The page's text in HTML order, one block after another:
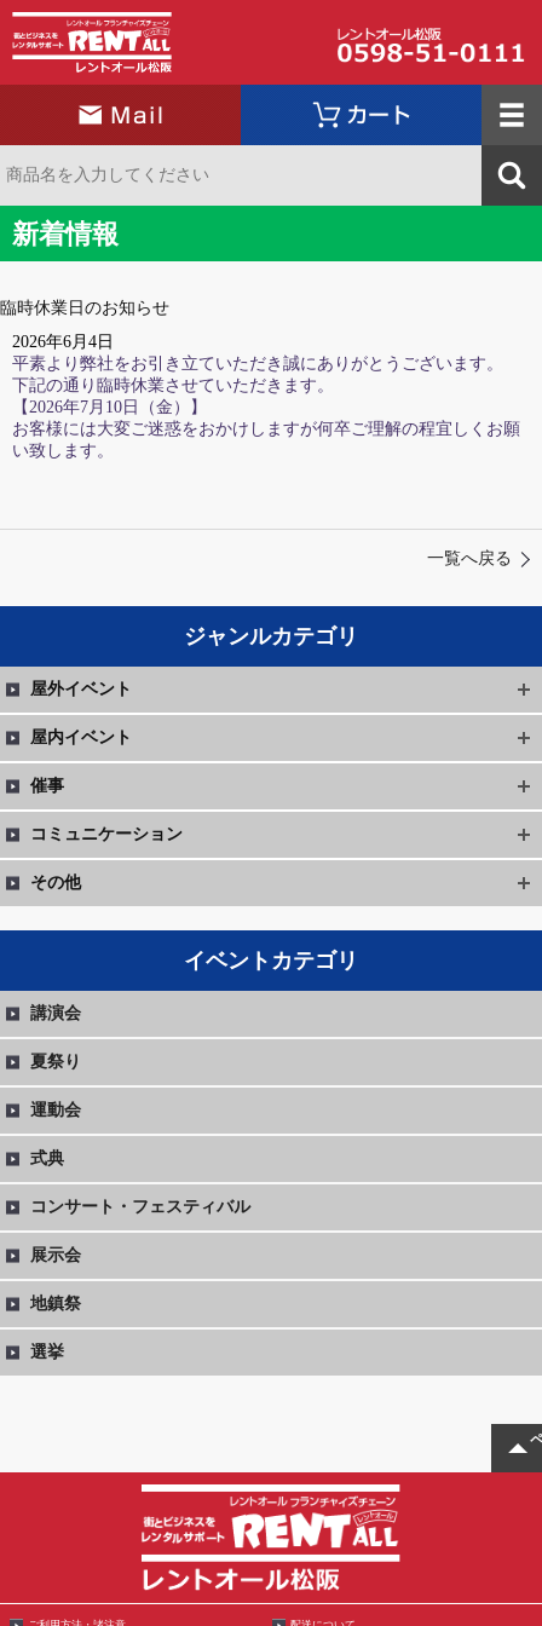
新着情報
臨時休業日のお知らせ
2026年6月4日
平素より弊社をお引き立ていただき誠にありがとうございます。
下記の通り臨時休業させていただきます。
【2026年7月10日（金）】
お客様には大変ご迷惑をおかけしますが何卒ご理解の程宜しくお願
い致します。
一覧へ戻る
ジャンルカテゴリ
屋外イベント
屋内イベント
催事
コミュニケーション
その他
イベントカテゴリ
講演会
夏祭り
運動会
式典
コンサート・フェスティバル
展示会
地鎮祭
選挙